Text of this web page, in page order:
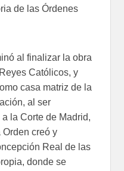
de las Órdenes
al finalizar la obra
Católicos, y
casa matriz de la
al ser
la Corte de Madrid,
Orden creó y
Real de las
donde se